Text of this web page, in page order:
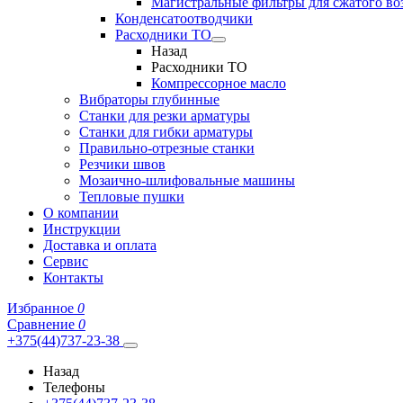
Конденсатоотводчики
Расходники ТО
Назад
Расходники ТО
Компрессорное масло
Вибраторы глубинные
Станки для резки арматуры
Станки для гибки арматуры
Правильно-отрезные станки
Резчики швов
Мозаично-шлифовальные машины
Тепловые пушки
О компании
Инструкции
Доставка и оплата
Сервис
Контакты
Избранное 0
Сравнение 0
+375(44)737-23-38
Назад
Телефоны